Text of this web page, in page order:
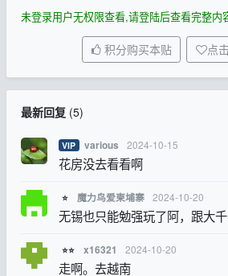
未登录用户无权限查看,请登陆后查看完整内
积分购买本贴 点
最新回复(5)
VIP various 2024-10-15
花房没去看看啊
⭐ 魔力鸟爱柬埔寨 2024-10-20
无锡也只能勉强玩了阿，跟大千
⭐⭐ x16321 2024-10-20
走啊。去越南